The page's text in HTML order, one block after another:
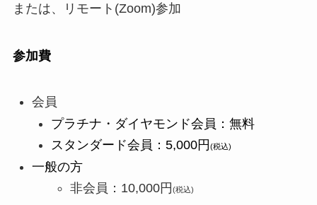
または、リモート(Zoom)参加
参加費
会員
プラチナ・ダイヤモンド会員：無料
スタンダード会員：5,000円 (税込)
一般の方
非会員：10,000円 (税込)